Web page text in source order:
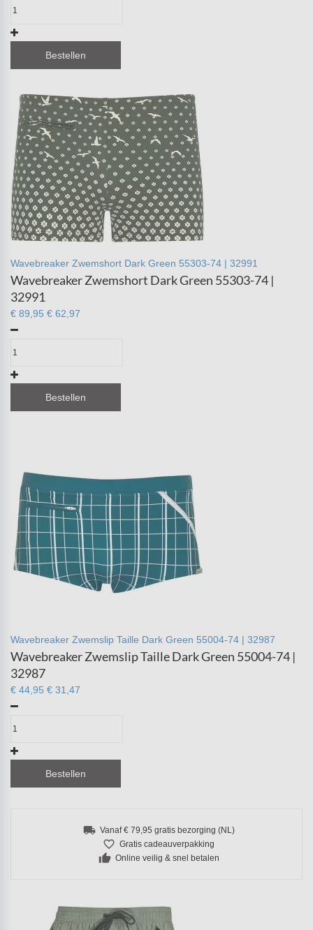
Bestellen
Wavebreaker Zwemshort Dark Green 55303-74 | 32991
Wavebreaker Zwemshort Dark Green 55303-74 |
32991
€ 89,95 € 62,97
Bestellen
Wavebreaker Zwemslip Taille Dark Green 55004-74 | 32987
Wavebreaker Zwemslip Taille Dark Green 55004-74 |
32987
€ 44,95 € 31,47
Bestellen
local_shipping Vanaf € 79,95 gratis bezorging (NL)
favorite_border Gratis cadeauverpakking
thumb_up Online veilig & snel betalen